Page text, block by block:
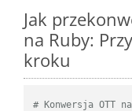
Jak
na Ruby:
kroku
# Konwersja OTT na